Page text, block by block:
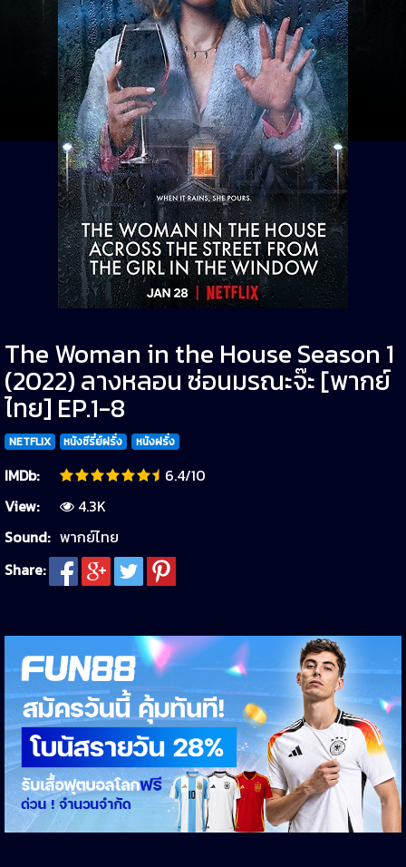
The Woman in the House Season 1
(2022) ลางหลอน ซ่อนมรณะจ๊ะ [พากย์
ไทย] EP.1-8
NETFLIX หนังซีรี่ย์ฝรั่ง หนังฝรั่ง
IMDb:
6.4/10
View:
4.3K
Sound: พากย์ไทย
Share: